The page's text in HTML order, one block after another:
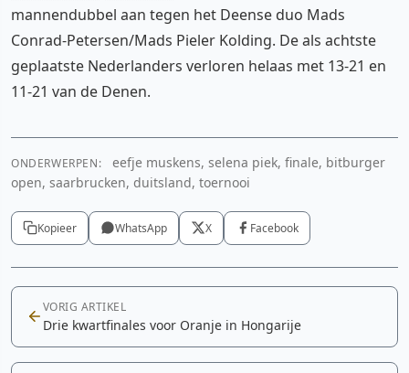
mannendubbel aan tegen het Deense duo Mads
Conrad-Petersen/Mads Pieler Kolding. De als achtste
geplaatste Nederlanders verloren helaas met 13-21 en
11-21 van de Denen.
ONDERWERPEN:
eefje muskens, selena piek, finale, bitburger
open, saarbrucken, duitsland, toernooi
Kopieer WhatsApp X Facebook
VORIG ARTIKEL
Drie kwartfinales voor Oranje in Hongarije